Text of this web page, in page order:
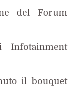
del Forum
Infotainment
il bouquet